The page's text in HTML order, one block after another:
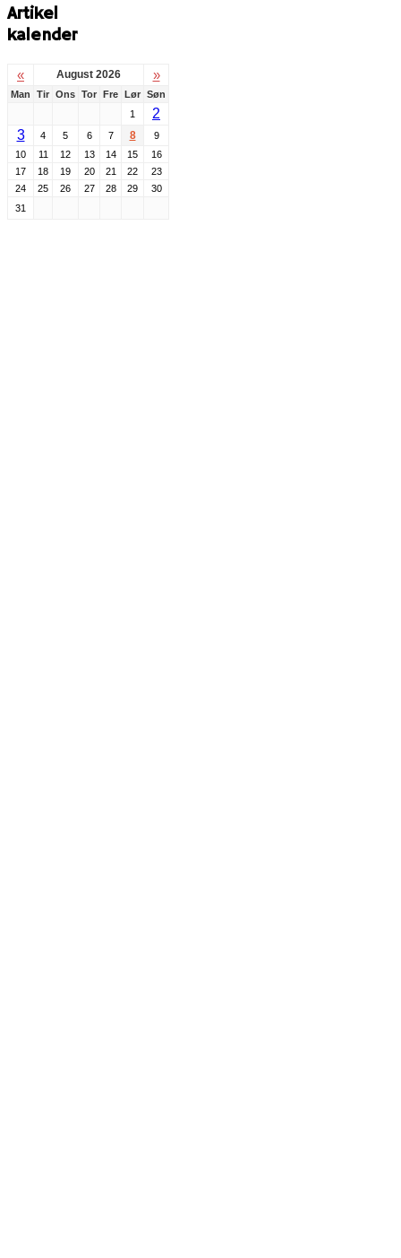
Artikel
kalender
« August 2026 »
Man Tir Ons Tor Fre Lør Søn
1
2
3
4 5 6 7 8
9
10
11 12 13 14 15
16
17
18 19 20 21 22
23
24
25 26 27 28 29
30
31